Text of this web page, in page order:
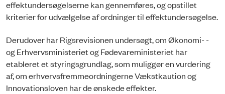
effektundersøgelserne kan gennemføres, og opstillet
kriterier for udvælgelse af ordninger til effektundersøgelse.
Derudover har Rigsrevisionen undersøgt, om Økonomi- -
og Erhvervsministeriet og Fødevareministeriet har
etableret et styringsgrundlag, som muliggør en vurdering
af, om erhvervsfremmeordningerne Vækstkaution og
Innovationsloven har de ønskede effekter.